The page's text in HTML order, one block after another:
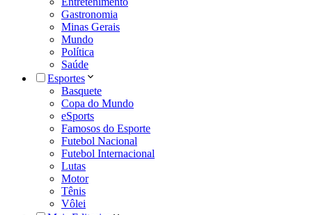
Gastronomia
Minas Gerais
Mundo
Política
Saúde
Esportes
Basquete
Copa do Mundo
eSports
Famosos do Esporte
Futebol Nacional
Futebol Internacional
Lutas
Motor
Tênis
Vôlei